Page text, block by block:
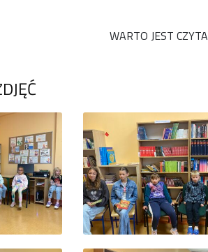
WARTO JEST